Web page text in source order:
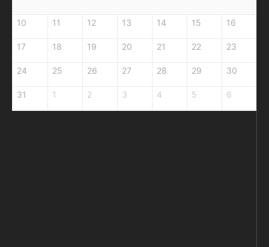
10 11 12 13 14 15 16
17 18 19 20 21 22 23
24 25 26 27 28 29 30
31 1 2 3 4 5 6